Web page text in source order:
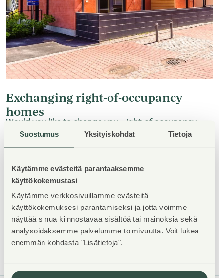
Suostumus Yksityiskohdat Tietoja
Käytämme evästeitä parantaaksemme
käyttökokemustasi
Käytämme verkkosivuillamme evästeitä
käyttökokemuksesi parantamiseksi ja jotta voimme
näyttää sinua kiinnostavaa sisältöä tai mainoksia sekä
analysoidaksemme palvelumme toimivuutta. Voit lukea
enemmän kohdasta "Lisätietoja".
Exchanging right-of-occupancy
homes
Would you like to change your right-of-occupancy
home? Residents of right-of-occupancy homes can
exchange apartments with one another. You can also
apartment exchange service
Read more about exchanging